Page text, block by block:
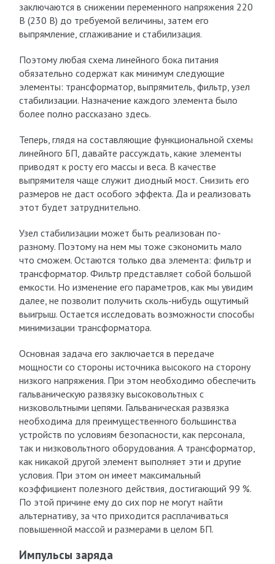
заключаются в снижении переменного напряжения 220
В (230 В) до требуемой величины, затем его
выпрямление, сглаживание и стабилизация.
Поэтому любая схема линейного бока питания
обязательно содержат как минимум следующие
элементы: трансформатор, выпрямитель, фильтр, узел
стабилизации. Назначение каждого элемента было
более полно рассказано здесь.
Теперь, глядя на составляющие функциональной схемы
линейного БП, давайте рассуждать, какие элементы
приводят к росту его массы и веса. В качестве
выпрямителя чаще служит диодный мост. Снизить его
размеров не даст особого эффекта. Да и реализовать
этот будет затруднительно.
Узел стабилизации может быть реализован по-
разному. Поэтому на нем мы тоже сэкономить мало
что сможем. Остаются только два элемента: фильтр и
трансформатор. Фильтр представляет собой большой
емкости. Но изменение его параметров, как мы увидим
далее, не позволит получить сколь-нибудь ощутимый
выигрыш. Остается исследовать возможности способы
минимизации трансформатора.
Основная задача его заключается в передаче
мощности со стороны источника высокого на сторону
низкого напряжения. При этом необходимо обеспечить
гальваническую развязку высоковольтных с
низковольтными цепями. Гальваническая развязка
необходима для преимущественного большинства
устройств по условиям безопасности, как персонала,
так и низковольтного оборудования. А трансформатор,
как никакой другой элемент выполняет эти и другие
условия. При этом он имеет максимальный
коэффициент полезного действия, достигающий 99 %.
По этой причине ему до сих пор не могут найти
альтернативу, за что приходится расплачиваться
повышенной массой и размерами в целом БП.
Импульсы заряда